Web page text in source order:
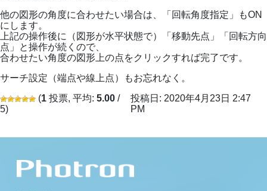
他の図形の角度に合わせたい場合は、「回転角度指定」もON
にします。
上記の操作後に（図形が水平状態で）「移動先点」「回転方向
点」と操作が続くので、
合わせたい角度の図形上の点をクリックすれば完了です。
サーチ設定（端点や線上点）もお忘れなく。
(1 投票, 平均: 5.00 /
5)
投稿日: 2020年4月23日 2:47
PM